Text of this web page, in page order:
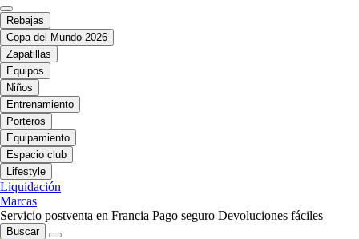
Rebajas
Copa del Mundo 2026
Zapatillas
Equipos
Niños
Entrenamiento
Porteros
Equipamiento
Espacio club
Lifestyle
Liquidación
Marcas
Servicio postventa en Francia Pago seguro Devoluciones fáciles
Buscar